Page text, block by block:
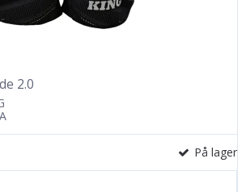
2.0
På lager